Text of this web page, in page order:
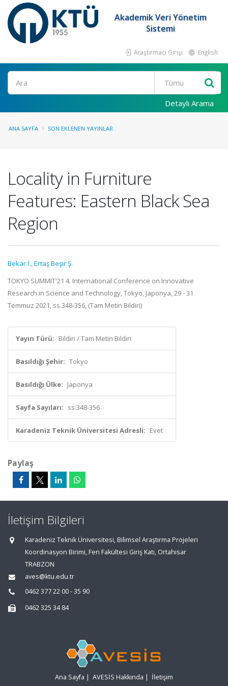
Akademik Veri Yönetim
Sistemi
Araştırmacı Girişi English
Ara
Detaylı Arama
ANA SAYFA SON EKLENEN YAYINLAR
Locality in Furniture
Features: Eastern Black Sea
Region
Bekar İ.,Ertaş Beşir Ş.
TOKYO SUMMIT'21 4. International Conference on Innovative
Research in Science and Technology, Tokyo, Japonya, 29 - 31
Temmuz 2021, ss.348-356, (Tam Metin Bildiri)
Yayın Türü: Bildiri / Tam Metin Bildiri
Basıldığı Şehir: Tokyo
Basıldığı Ülke: Japonya
Sayfa Sayıları: ss.348-356
Karadeniz Teknik Üniversitesi Adresli: Evet
Paylaş
İletişim Bilgileri
Karadeniz Teknik Üniversitesi, Bilimsel Araştırma Projeleri
Koordinasyon Birimi, Fen Fakültesi Giriş Katı, Ortahisar
TRABZON
aves@ktu.edu.tr
0462 377 22 00 - 35 90
0462 325 34 84
Ana Sayfa | AVESİS Hakkında | İletişim